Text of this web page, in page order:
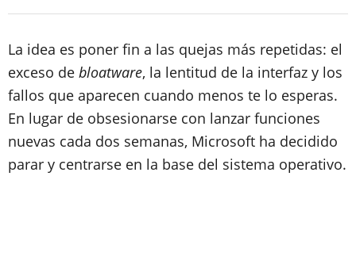
La idea es poner fin a las quejas más repetidas: el
exceso de bloatware, la lentitud de la interfaz y los
fallos que aparecen cuando menos te lo esperas.
En lugar de obsesionarse con lanzar funciones
nuevas cada dos semanas, Microsoft ha decidido
parar y centrarse en la base del sistema operativo.